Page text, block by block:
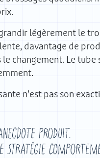
légèrement le
davantage de
changement. Le tube
n’est pas son
produit.
stratégie